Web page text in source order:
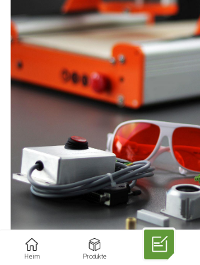
Heim Produkte